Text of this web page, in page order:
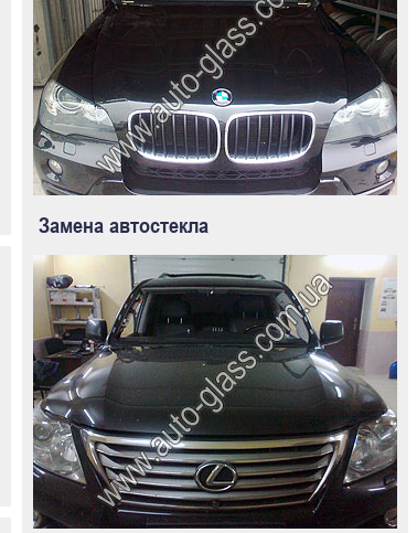
Замена автостекла